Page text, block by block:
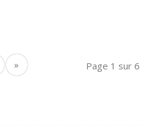
Page 1 sur 6
»